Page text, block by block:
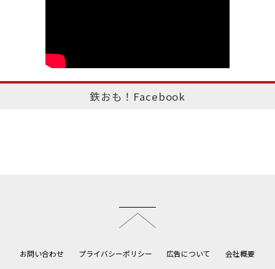
鉄おも！Facebook
お問い合わせ プライバシーポリシー 広告について 会社概要